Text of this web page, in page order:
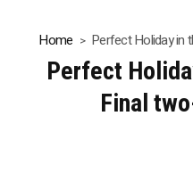
Home Perfect Holiday in
Perfect
Final